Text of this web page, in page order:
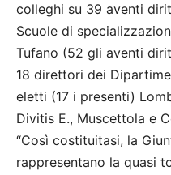
colleghi su 39 aventi
Scuole di
Tufano (52 gli aventi
18 direttori dei
eletti (17 i presenti)
Divitis E., Muscettola e
“Così costituitasi, la
rappresentano la quasi